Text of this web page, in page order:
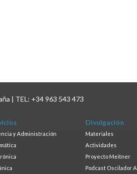
| TEL: +34 963 543 473
y Administración
Divulgación
Materiales
Actividades
Proyecto Meitner
Podcast Oscilador